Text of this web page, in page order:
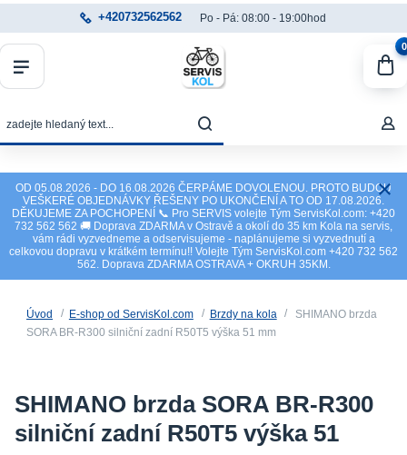
OD 05.08.2026 - DO 16.08.2026 ČERPÁME DOVOLENOU. PROTO BUDOU
VEŠKERÉ OBJEDNÁVKY ŘEŠENY PO UKONČENÍ A TO OD 17.08.2026.
DĚKUJEME ZA POCHOPENÍ 📞 Pro SERVIS volejte Tým ServisKol.com: +420
732 562 562 🚚 Doprava ZDARMA v Ostravě a okolí do 35 km Kola na servis,
vám rádi vyzvedneme a odservisujeme - naplánujeme si vyzvednutí a
celkovou dopravu v krátkém termínu!! Volejte Tým ServisKol.com +420 732 562
562. Doprava ZDARMA OSTRAVA + OKRUH 35KM.
+420732562562 Po - Pá: 08:00 - 19:00hod
0
Úvod E-shop od ServisKol.com Brzdy na kola
SHIMANO brzda
SORA BR-R300 silniční zadní R50T5 výška 51 mm
SHIMANO brzda SORA BR-R300
silniční zadní R50T5 výška 51